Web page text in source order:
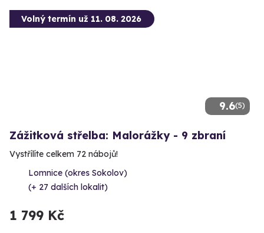
9.6(5)
Volný termín už 11. 08. 2026
Zážitková střelba: Malorážky - 9 zbraní
Vystřílíte celkem 72 nábojů!
Lomnice (okres Sokolov)
(+ 27 dalších lokalit)
1 799 Kč